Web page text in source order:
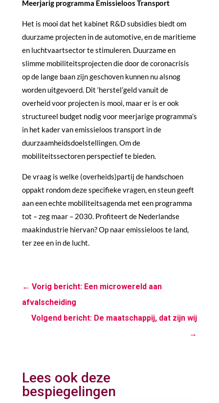
Meerjarig programma Emissieloos Transport
Het is mooi dat het kabinet R&D subsidies biedt om
duurzame projecten in de automotive, en de maritieme
en luchtvaartsector te stimuleren. Duurzame en
slimme mobiliteitsprojecten die door de coronacrisis
op de lange baan zijn geschoven kunnen nu alsnog
worden uitgevoerd. Dit ‘herstel’geld vanuit de
overheid voor projecten is mooi, maar er is er ook
structureel budget nodig voor meerjarige programma’s
in het kader van emissieloos transport in de
duurzaamheidsdoelstellingen. Om de
mobiliteitssectoren perspectief te bieden.
De vraag is welke (overheids)partij de handschoen
oppakt rondom deze specifieke vragen, en steun geeft
aan een echte mobiliteitsagenda met een programma
tot – zeg maar – 2030. Profiteert de Nederlandse
maakindustrie hiervan? Op naar emissieloos te land,
ter zee en in de lucht.
← Vorig bericht: Een microwereld aan
afvalscheiding
Volgend bericht: De maatschappij, dat zijn wij
→
Lees ook deze
bespiegelingen